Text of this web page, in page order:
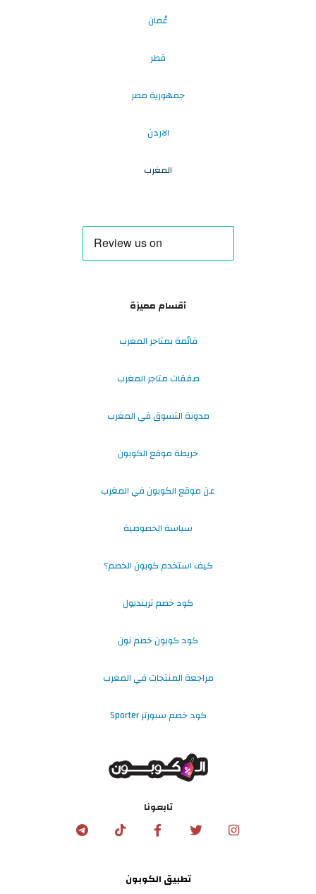
عُمان
قطر
جمهورية مصر
الاردن
المغرب
أقسام مميزة
قائمة بمتاجر المغرب
صفقات متاجر المغرب
مدونة التسوق في المغرب
خريطة موقع الكوبون
عن موقع الكوبون في المغرب
سياسة الخصوصية
كيف استخدم كوبون الخصم؟
كود خصم ترينديول
كود كوبون خصم نون
مراجعة المنتجات في المغرب
كود خصم سبورتر Sporter
تابعونا
تطبيق الكوبون